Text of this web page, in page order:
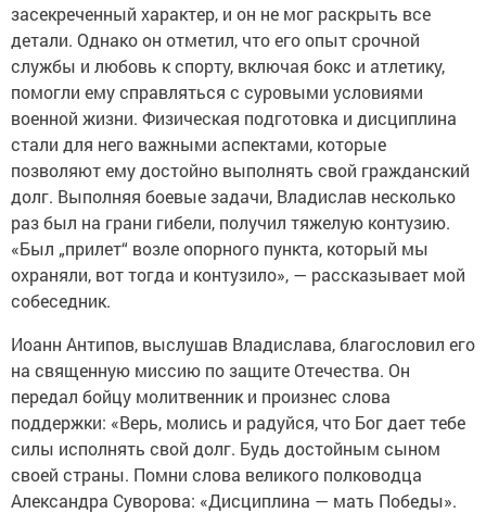
засекреченный характер, и он не мог раскрыть все
детали. Однако он отметил, что его опыт срочной
службы и любовь к спорту, включая бокс и атлетику,
помогли ему справляться с суровыми условиями
военной жизни. Физическая подготовка и дисциплина
стали для него важными аспектами, которые
позволяют ему достойно выполнять свой гражданский
долг. Выполняя боевые задачи, Владислав несколько
раз был на грани гибели, получил тяжелую контузию.
«Был „прилет“ возле опорного пункта, который мы
охраняли, вот тогда и контузило», — рассказывает мой
собеседник.
Иоанн Антипов, выслушав Владислава, благословил его
на священную миссию по защите Отечества. Он
передал бойцу молитвенник и произнес слова
поддержки: «Верь, молись и радуйся, что Бог дает тебе
силы исполнять свой долг. Будь достойным сыном
своей страны. Помни слова великого полководца
Александра Суворова: «Дисциплина — мать Победы».